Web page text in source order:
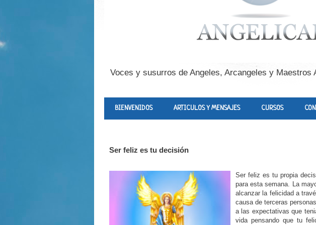
Voces y susurros de Angeles, Arcangeles y Maestros
BIENVENIDOS ARTICULOS Y MENSAJES CURSOS
Ser feliz es tu decisión
Ser feliz es tu propia
para esta semana. La
alcanzar la felicidad a
causa de terceras
a las expectativas que
vida pensando que tu